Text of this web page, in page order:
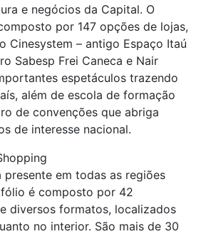
e negócios da Capital. O
por 147 opções de lojas,
Cinesystem – antigo Espaço Itaú
Sabesp Frei Caneca e Nair
espetáculos trazendo
além de escola de formação
de convenções que abriga
de interesse nacional.
presente em todas as regiões
é composto por 42
diversos formatos, localizados
no interior. São mais de 30